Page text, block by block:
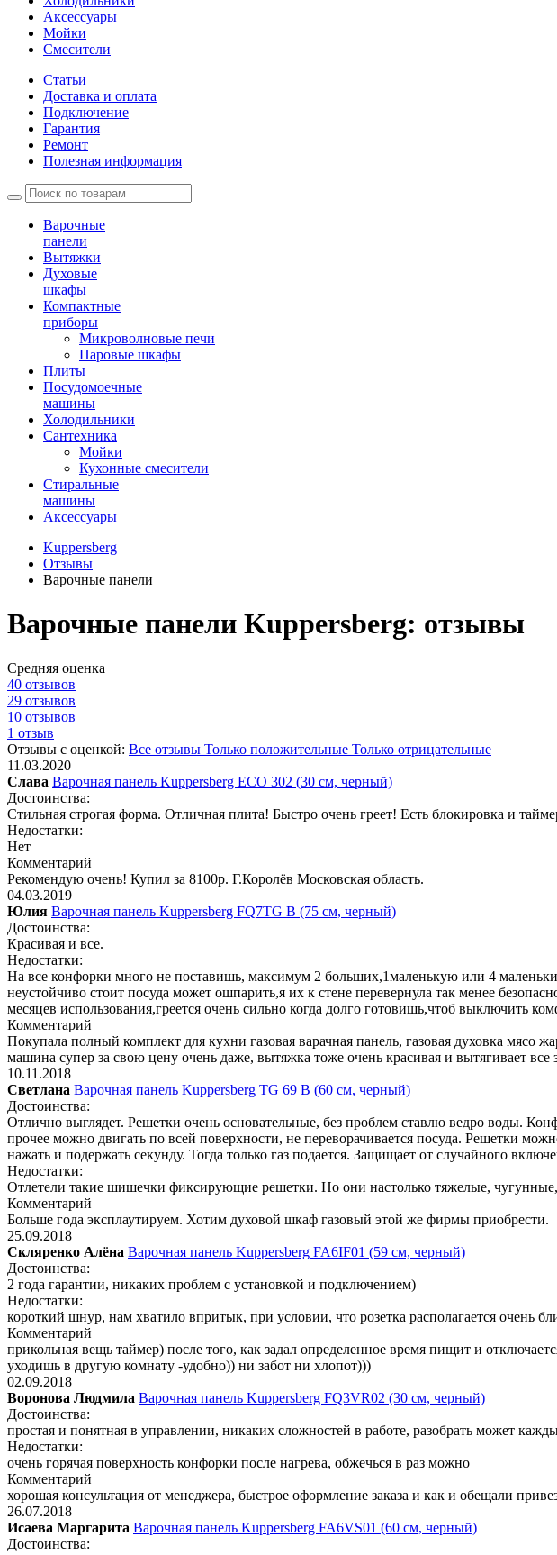
Аксессуары
Мойки
Cмесители
Статьи
Доставка и оплата
Подключение
Гарантия
Ремонт
Полезная информация
Варочные
панели
Вытяжки
Духовые
шкафы
Компактные
приборы
Микроволновые печи
Паровые шкафы
Плиты
Посудомоечные
машины
Холодильники
Сантехника
Мойки
Кухонные смесители
Стиральные
машины
Аксессуары
Kuppersberg
Отзывы
Варочные панели
Варочные панели Kuppersberg: отзывы
Средняя оценка
40 отзывов
29 отзывов
10 отзывов
1 отзыв
Отзывы с оценкой: Все отзывы Только положительные Только отрицательные
11.03.2020
Слава Варочная панель Kuppersberg ECO 302 (30 см, черный)
Достоинства:
Стильная строгая форма. Отличная плита! Быстро очень греет! Есть блокировка и
Недостатки:
Нет
Комментарий
Рекомендую очень! Купил за 8100р. Г.Королёв Московская область.
04.03.2019
Юлия Варочная панель Kuppersberg FQ7TG B (75 см, черный)
Достоинства:
Красивая и все.
Недостатки:
На все конфорки много не поставишь, максимум 2 больших,1маленькую или 4
неустойчиво стоит посуда может ошпарить,я их к стене перевернула так менее
месяцев использования,греется очень сильно когда долго готовишь,чтоб выключить
Комментарий
Покупала полный комплект для кухни газовая варачная панель, газовая духовка мясо
машина супер за свою цену очень даже, вытяжка тоже очень красивая и вытягивает все
10.11.2018
Светлана Варочная панель Kuppersberg TG 69 B (60 см, черный)
Достоинства:
Отлично выглядет. Решетки очень основательные, без проблем ставлю ведро воды.
прочее можно двигать по всей поверхности, не переворачивается посуда. Решетки
нажать и подержать секунду. Тогда только газ подается. Защищает от случайного
Недостатки:
Отлетели такие шишечки фиксирующие решетки. Но они настолько тяжелые, чугунные,
Комментарий
Больше года эксплаутируем. Хотим духовой шкаф газовый этой же фирмы приобрести.
25.09.2018
Скляренко Алёна Варочная панель Kuppersberg FA6IF01 (59 см, черный)
Достоинства:
2 года гарантии, никаких проблем с установкой и подключением)
Недостатки:
короткий шнур, нам хватило впритык, при условии, что розетка располагается очень
Комментарий
прикольная вещь таймер) после того, как задал определенное время пищит и
уходишь в другую комнату -удобно)) ни забот ни хлопот)))
02.09.2018
Воронова Людмила Варочная панель Kuppersberg FQ3VR02 (30 см, черный)
Достоинства:
простая и понятная в управлении, никаких сложностей в работе, разобрать может
Недостатки:
очень горячая поверхность конфорки после нагрева, обжечься в раз можно
Комментарий
хорошая консультация от менеджера, быстрое оформление заказа и как и обещали
26.07.2018
Исаева Маргарита Варочная панель Kuppersberg FA6VS01 (60 см, черный)
Достоинства: